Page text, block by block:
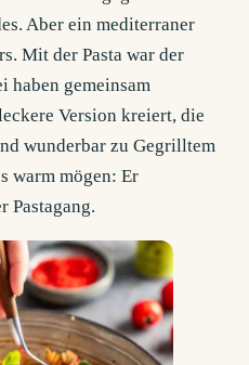
Aber ein mediterraner
Mit der Pasta war der
haben gemeinsam
Version kreiert, die
wunderbar zu Gegrilltem
warm mögen: Er
Pastagang.